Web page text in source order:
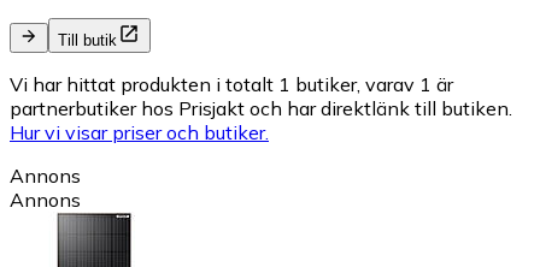
Till butik
Vi har hittat produkten i totalt 1 butiker, varav 1 är
partnerbutiker hos Prisjakt och har direktlänk till butiken.
Hur vi visar priser och butiker.
Annons
Annons